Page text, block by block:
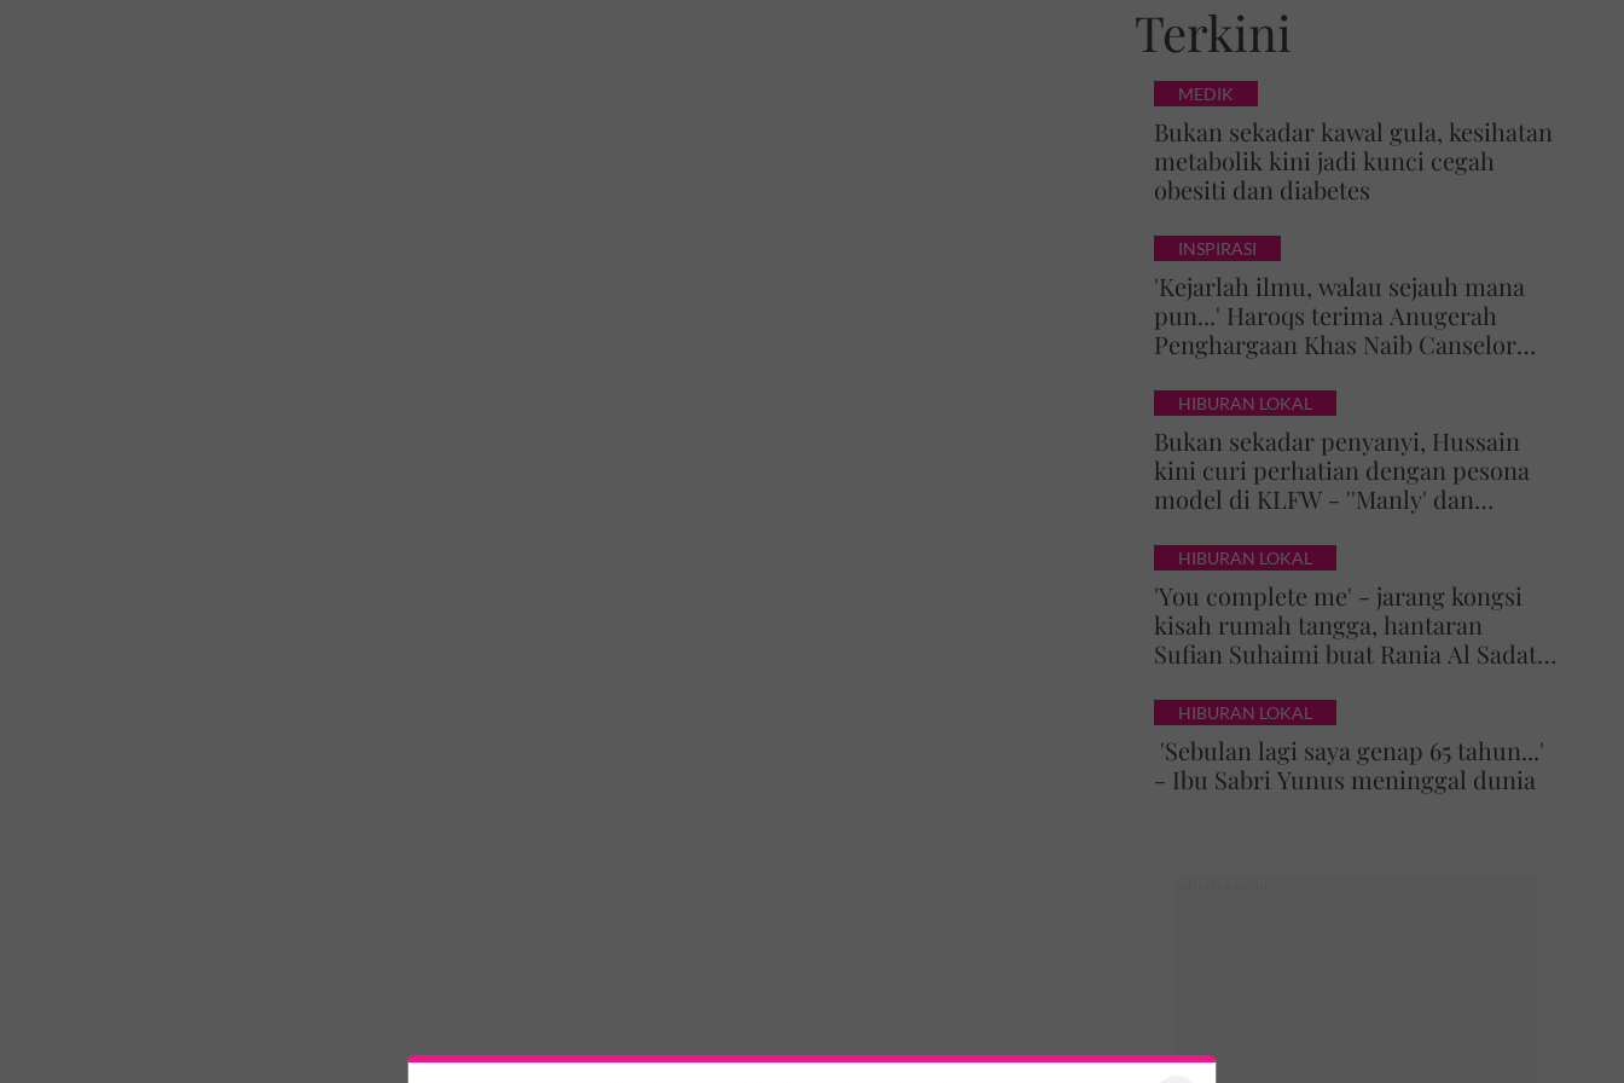
Terkini
MEDIK
Bukan sekadar kawal gula, kesihatan
metabolik kini jadi kunci cegah
obesiti dan diabetes
INSPIRASI
'Kejarlah ilmu, walau sejauh mana
pun...' Haroqs terima Anugerah
Penghargaan Khas Naib Canselor
HIBURAN LOKAL
Bukan sekadar penyanyi, Hussain
kini curi perhatian dengan pesona
model di KLFW - ''Manly' dan
HIBURAN LOKAL
'You complete me' - jarang kongsi
kisah rumah tangga, hantaran
Sufian Suhaimi buat Rania Al Sadat
HIBURAN LOKAL
'Sebulan lagi saya genap 65 tahun...'
- Ibu Sabri Yunus meninggal dunia